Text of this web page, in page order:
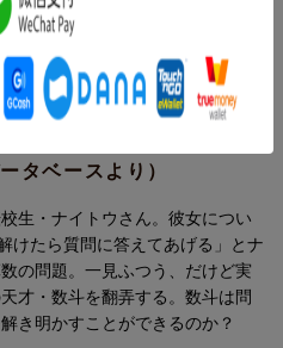
せるのか？ そして彼女の正体
や解法に当てはめただけでは正
「そうだったのか……！！」とゾ
頭を柔らかくしてしっかり読め
けるか？ そして彼女の秘密を
め算
では正解は出せません。最後ま
問題を考えながら、算数、そし
味わうことができます。
タベースより）
生・ナイトウさん。彼女につい
けたら質問に答えてあげる」とナ
の問題。一見ふつう、だけど実
才・数斗を翻弄する。数斗は問
き明かすことができるのか？